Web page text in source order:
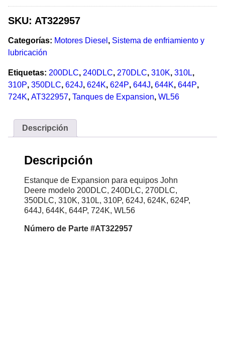
SKU: AT322957
Categorías: Motores Diesel , Sistema de enfriamiento y
lubricación
Etiquetas: 200DLC, 240DLC, 270DLC, 310K, 310L,
310P, 350DLC, 624J, 624K, 624P, 644J, 644K, 644P,
724K, AT322957, Tanques de Expansion, WL56
Descripción
Descripción
Estanque de Expansion para equipos John
Deere modelo 200DLC, 240DLC, 270DLC,
350DLC, 310K, 310L, 310P, 624J, 624K, 624P,
644J, 644K, 644P, 724K, WL56
Número de Parte #AT322957